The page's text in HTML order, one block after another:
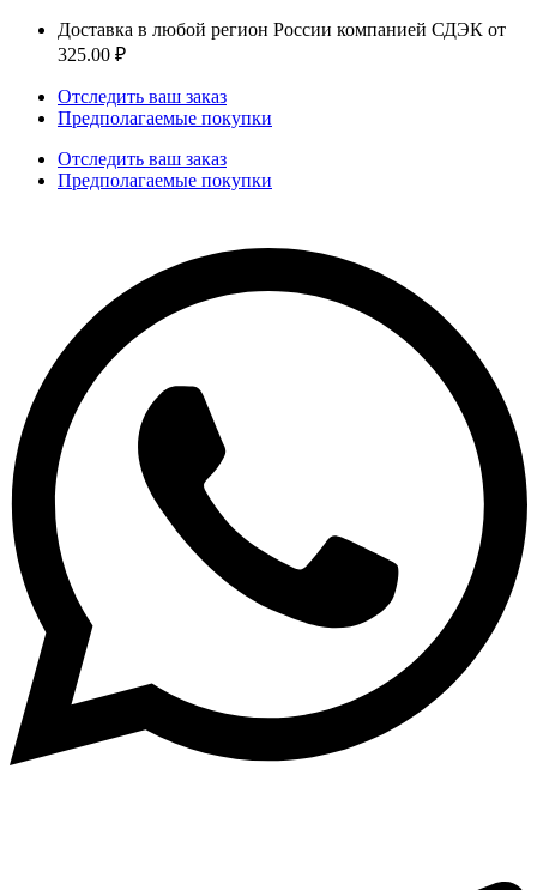
Доставка в любой регион России компанией СДЭК от
325.00 ₽
Отследить ваш заказ
Предполагаемые покупки
Отследить ваш заказ
Предполагаемые покупки